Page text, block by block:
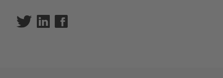
Twitter Linkedin